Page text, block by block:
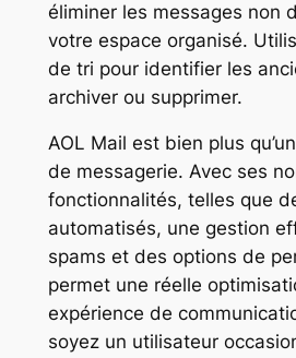
éliminer les messages non
votre espace organisé.
de tri pour identifier les
archiver ou supprimer.
AOL Mail est bien plus
de messagerie. Avec ses
fonctionnalités, telles que
automatisés, une gestion
spams et des options de
permet une réelle
expérience de
soyez un utilisateur